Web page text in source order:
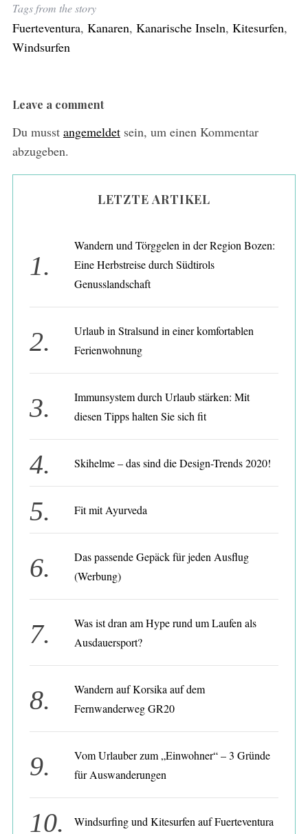
Tags from the story
Fuerteventura, Kanaren, Kanarische Inseln, Kitesurfen,
Windsurfen
Leave a comment
Du musst angemeldetsein, um einen Kommentar
abzugeben.
LETZTE ARTIKEL
Wandern und Törggelen in der Region Bozen:
Eine Herbstreise durch Südtirols
Genusslandschaft
Urlaub in Stralsund in einer komfortablen
Ferienwohnung
Immunsystem durch Urlaub stärken: Mit
diesen Tipps halten Sie sich fit
Skihelme – das sind die Design-Trends 2020!
Fit mit Ayurveda
Das passende Gepäck für jeden Ausflug
(Werbung)
Was ist dran am Hype rund um Laufen als
Ausdauersport?
Wandern auf Korsika auf dem
Fernwanderweg GR20
Vom Urlauber zum „Einwohner“ – 3 Gründe
für Auswanderungen
Windsurfing und Kitesurfen auf Fuerteventura